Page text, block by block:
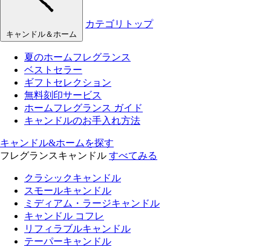
キャンドル＆ホーム
カテゴリトップ
夏のホームフレグランス
ベストセラー
ギフトセレクション
無料刻印サービス
ホームフレグランス ガイド
キャンドルのお手入れ方法
キャンドル&ホームを探す
フレグランスキャンドル すべてみる
クラシックキャンドル
スモールキャンドル
ミディアム・ラージキャンドル
キャンドル コフレ
リフィラブルキャンドル
テーパーキャンドル